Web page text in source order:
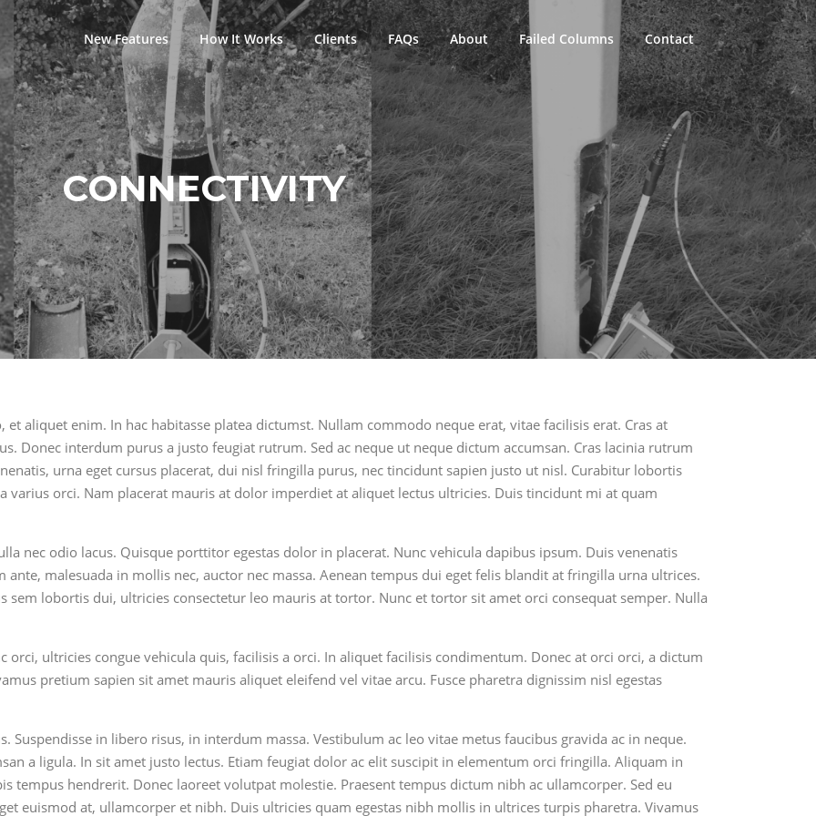
New Features How It Works Clients FAQs About Failed Columns Contact
CONNECTIVITY
et aliquet enim. In hac habitasse platea dictumst. Nullam commodo neque erat, vitae facilisis erat. Cras at
Donec interdum purus a justo feugiat rutrum. Sed ac neque ut neque dictum accumsan. Cras lacinia rutrum
urna eget cursus placerat, dui nisl fringilla purus, nec tincidunt sapien justo ut nisl. Curabitur lobortis
varius orci. Nam placerat mauris at dolor imperdiet at aliquet lectus ultricies. Duis tincidunt mi at quam
nec odio lacus. Quisque porttitor egestas dolor in placerat. Nunc vehicula dapibus ipsum. Duis venenatis
malesuada in mollis nec, auctor nec massa. Aenean tempus dui eget felis blandit at fringilla urna ultrices.
sem lobortis dui, ultricies consectetur leo mauris at tortor. Nunc et tortor sit amet orci consequat semper. Nulla
orci, ultricies congue vehicula quis, facilisis a orci. In aliquet facilisis condimentum. Donec at orci orci, a dictum
pretium sapien sit amet mauris aliquet eleifend vel vitae arcu. Fusce pharetra dignissim nisl egestas
Suspendisse in libero risus, in interdum massa. Vestibulum ac leo vitae metus faucibus gravida ac in neque.
a ligula. In sit amet justo lectus. Etiam feugiat dolor ac elit suscipit in elementum orci fringilla. Aliquam in
tempus hendrerit. Donec laoreet volutpat molestie. Praesent tempus dictum nibh ac ullamcorper. Sed eu
euismod at, ullamcorper et nibh. Duis ultricies quam egestas nibh mollis in ultrices turpis pharetra. Vivamus